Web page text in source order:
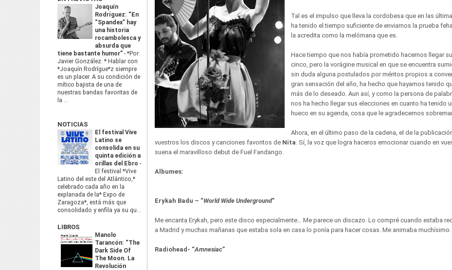
Joaquín
Rodríguez: “En
“Spandex” hay
una historia
rocambolesca y
absurda que
tiene bastante humor” -*Por:
Javier González. * Hablar con
*Joaquín Rodrígue*z siempre
es un placer. A su condición de
mítico bajista de una de
nuestras bandas favoritas de
la ...
NOTICIAS
El festival Vive
Latino se
consolida en su
quinta edición a
orillas del Ebro -
El festival *Vive
Latino del este del Atlántico,*
celebrado cada año en la
explanada de la* Expo de
Zaragoza*, está más que
consolidado y enfila ya su qu...
LIBROS
Manolo
Tarancón: “The
Dark Side Of
The Moon. La
Revolución
Tal es el impulso que lleva la cordobesa que en las
ha tenido el tiempo suficiente de enviarnos la prueba
la acredita como la melómana que es.
Hace tiempo que nos había prometido hacernos llegar
cinco, pero la vorágine musical en que se encuentra
sin duda alguna postulados por méritos propios a
gran sensación del año, ha hecho que hayamos tenido
más de lo deseado. Aun así, y como la persona de
nos ha hecho llegar sus elecciones en cuanto ha tenido
hueco en su agenda, cosa que le agradecemos
Ahora, en el último paso de la cadena, el de la
vuestros los discos y canciones favoritos de Nita. Sí, la voz que logra haceros emocionar cuando en
suena el maravilloso debut de Fuel Fandango.
Albumes:
Erykah Badu – “World Wide Underground”
Me encanta Erykah, pero este disco especialmente… Me parece un discazo. Lo compré cuando estaba
a Madrid y muchas mañanas que estaba sola en casa lo ponía para hacer cosas. Me animaba muchísimo.
Radiohead- “Amnesiac”